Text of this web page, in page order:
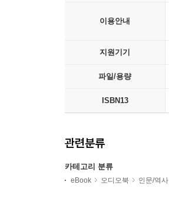
이용안내
지원기기
파일/용량
ISBN13
관련분류
카테고리 분류
eBook 오디오북 인문/역사